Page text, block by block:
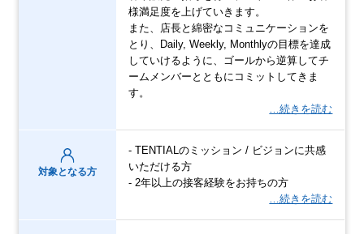
様満足度を上げていきます。
また、店長と綿密なコミュニケーションを
とり、Daily, Weekly, Monthlyの目標を達成
していけるように、ゴールから逆算してチ
ームメンバーとともにコミットしてきま
す。
…続きを読む
対象となる方
- TENTIALのミッション / ビジョンに共感
いただける方
- 2年以上の接客経験をお持ちの方
…続きを読む